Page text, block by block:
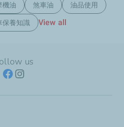
機油 煞車油 油品使用
保養知識 View all
us